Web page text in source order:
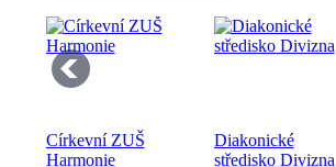
Církevní ZUŠ
Harmonie
Diakonické
středisko Divizna